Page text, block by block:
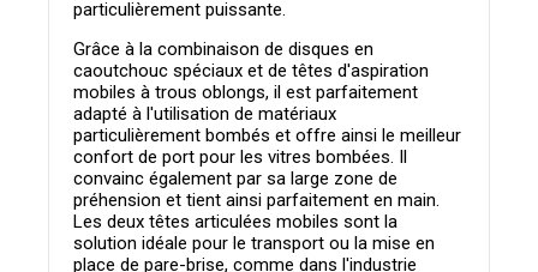
particulièrement puissante.
Grâce à la combinaison de disques en
caoutchouc spéciaux et de têtes d'aspiration
mobiles à trous oblongs, il est parfaitement
adapté à l'utilisation de matériaux
particulièrement bombés et offre ainsi le meilleur
confort de port pour les vitres bombées. Il
convainc également par sa large zone de
préhension et tient ainsi parfaitement en main.
Les deux têtes articulées mobiles sont la
solution idéale pour le transport ou la mise en
place de pare-brise, comme dans l'industrie